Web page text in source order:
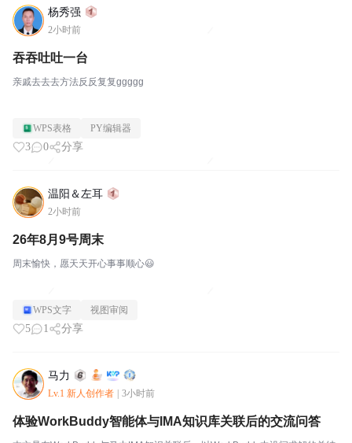
杨秀强
2小时前
吞吞吐吐一台
亲戚去去去方法反反复复ggggg
WPS表格 PY编辑器
3 0 分享
温阳＆左耳
2小时前
26年8月9号周末
周末愉快，愿天天开心事事顺心😃
WPS文字 视图审阅
5 1 分享
马力
Lv.1 新人创作者 3小时前
体验WorkBuddy智能体与IMA知识库关联后的交流问答